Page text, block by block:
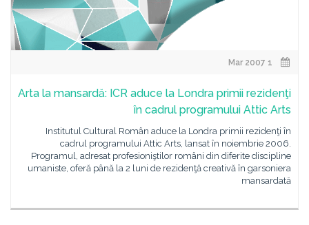
Arta la mansardă: ICR aduce la Londra primii rezidenţi
în cadrul programului Attic Arts
Institutul Cultural Român aduce la Londra primii rezidenţi în
cadrul programului Attic Arts, lansat în noiembrie 2006.
Programul, adresat profesioniştilor români din diferite discipline
umaniste, oferă până la 2 luni de rezidenţă creativă în garsoniera
mansardată